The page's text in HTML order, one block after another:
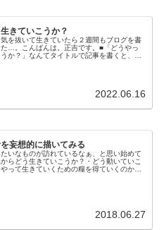
きていこうか？
を抜いて生きていたら２週間もブログを書
…。こんばんは。正吉です。■「どうやっ
か？」なんてタイトルで記事を書くと、
2022.06.16
妄想的に描いてみる
いなものが訪れているなぁ、と思い始めて
らどう生きていこうか？・どう動いていこ
って生きていくための糧を得ていくのか？
2018.06.27